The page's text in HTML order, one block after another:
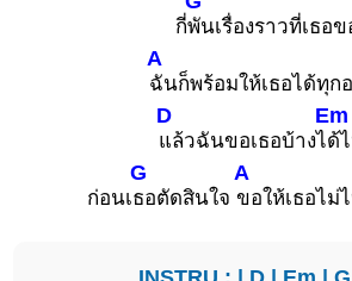
กี่พันเรื่องราวที่เธอข
A
ฉันก็พร้อมให้เธอได้ทุก
D
แล้วฉันขอเธอบ้างไ
Em
ด้
ก่อนเ
G
ธอตัดสินใจ
A
ขอให้เธอไม่